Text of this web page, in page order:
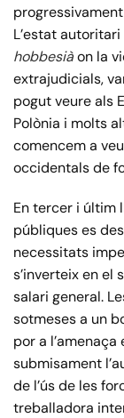
L’estat
hobbesiàon la
extrajudicials,
pogut veure als
Polònia i molts
comencem a
occidentals de
En tercer i últim
públiques es
necessitats
s’inverteix en el
salari general.
sotmeses a un
por a
submisament
de l’ús de les
treballadora